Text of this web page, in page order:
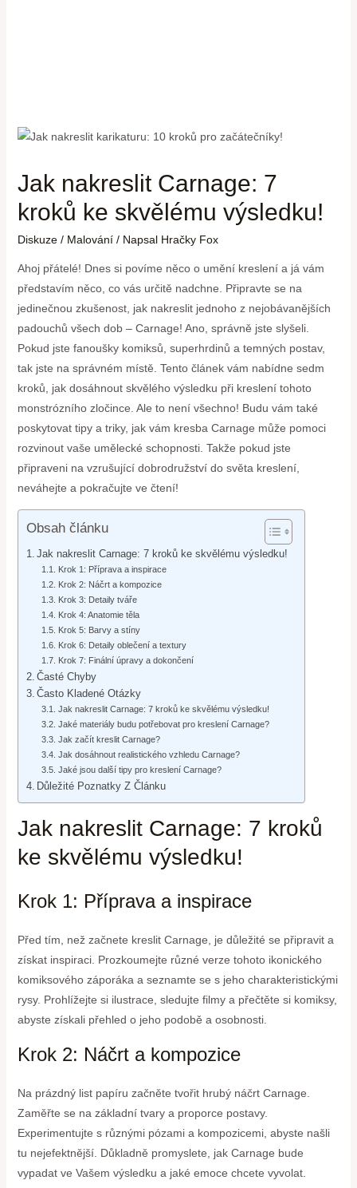
Jak nakreslit Carnage: 7
kroků ke skvělému výsledku!
Diskuze / Malování/ Napsal Hračky Fox
Ahoj přátelé! Dnes si povíme něco o umění kreslení a já vám
představím něco, co vás určitě nadchne. Připravte se na
jedinečnou zkušenost, jak nakreslit jednoho z nejobávanějších
padouchů všech dob – Carnage! Ano, správně jste slyšeli.
Pokud jste fanoušky komiksů, superhrdinů a temných postav,
tak jste na správném místě. Tento článek vám nabídne sedm
kroků, jak dosáhnout skvělého výsledku při kreslení tohoto
monstrózního zločince. Ale to není všechno! Budu vám také
poskytovat tipy a triky, jak vám kresba Carnage může pomoci
rozvinout vaše umělecké schopnosti. Takže pokud jste
připraveni na vzrušující dobrodružství do světa kreslení,
neváhejte a pokračujte ve čtení!
Obsah článku
Jak nakreslit Carnage: 7 kroků ke skvělému výsledku!
Krok 1: Příprava a inspirace
Krok 2: Náčrt a kompozice
Krok 3: Detaily tváře
Krok 4: Anatomie těla
Krok 5: Barvy a stíny
Krok 6: Detaily oblečení a textury
Krok 7: Finální úpravy a dokončení
Časté Chyby
Často Kladené Otázky
Jak nakreslit Carnage: 7 kroků ke skvělému výsledku!
Jaké materiály budu potřebovat pro kreslení Carnage?
Jak začít kreslit Carnage?
Jak dosáhnout realistického vzhledu Carnage?
Jaké jsou další tipy pro kreslení Carnage?
Důležité Poznatky Z Článku
Jak nakreslit Carnage: 7 kroků
ke skvělému výsledku!
Krok 1: Příprava a inspirace
Před tím, než začnete kreslit Carnage, je důležité se připravit a
získat inspiraci. Prozkoumejte různé verze tohoto ikonického
komiksového záporáka a seznamte se s jeho charakteristickými
rysy. Prohlížejte si ilustrace, sledujte filmy a přečtěte si komiksy,
abyste získali přehled o jeho podobě a osobnosti.
Krok 2: Náčrt a kompozice
Na prázdný list papíru začněte tvořit hrubý náčrt Carnage.
Zaměřte se na základní tvary a proporce postavy.
Experimentujte s různými pózami a kompozicemi, abyste našli
tu nejefektnější. Důkladně promyslete, jak Carnage bude
vypadat ve Vašem výsledku a jaké emoce chcete vyvolat.